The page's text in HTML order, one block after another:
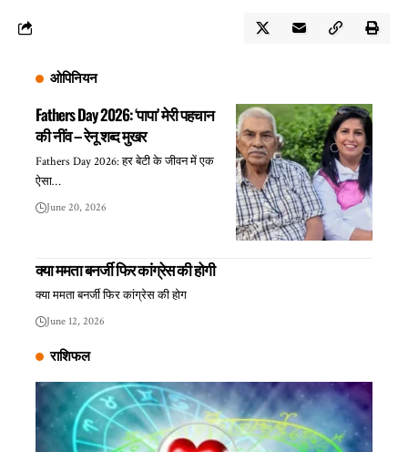
ओपिनियन
Fathers Day 2026: ‘पापा’ मेरी पहचान
की नींव – रेनू शब्द मुखर
Fathers Day 2026: हर बेटी के जीवन में एक
ऐसा…
June 20, 2026
क्या ममता बनर्जी फिर कांग्रेस की होगी
क्या ममता बनर्जी फिर कांग्रेस की होग
June 12, 2026
राशिफल